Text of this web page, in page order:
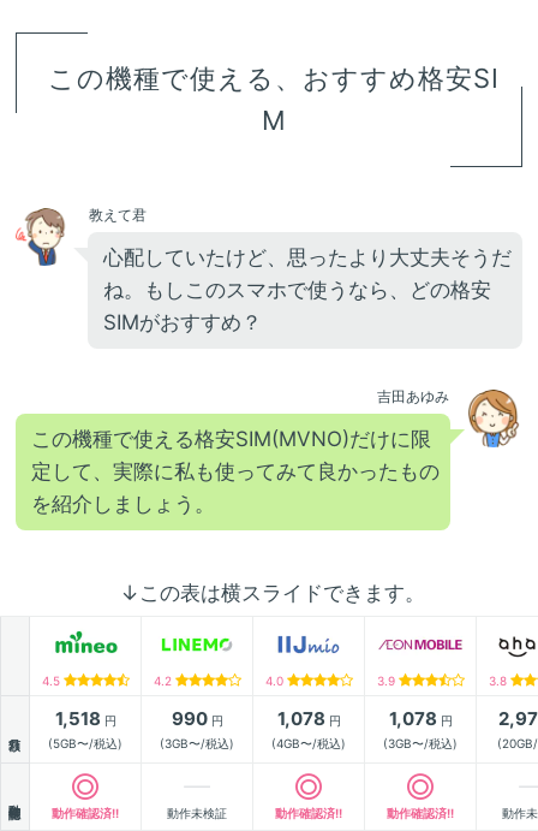
この機種で使える、おすすめ格安SI
M
教えて君
心配していたけど、思ったより大丈夫そうだ
ね。もしこのスマホで使うなら、どの格安
SIMがおすすめ？
吉田あゆみ
この機種で使える格安SIM(MVNO)だけに限
定して、実際に私も使ってみて良かったもの
を紹介しましょう。
↓この表は横スライドできます。
4.5 4.2 4.0 3.9 3.8
1,518 円
(5GB〜/税込)
990円
(3GB〜/税込)
1,078 円
(4GB〜/税込)
1,078 円
(3GB〜/税込)
動作確認済!! 動作未検証 動作確認済!! 動作確認済!! 動作